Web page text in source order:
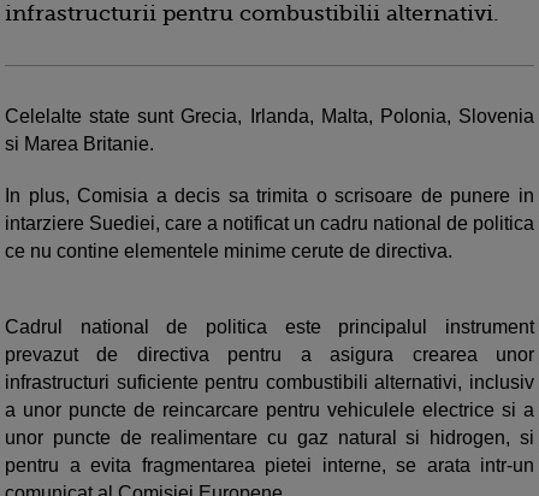
infrastructurii pentru combustibilii alternativi.
Celelalte state sunt Grecia, Irlanda, Malta, Polonia, Slovenia
si Marea Britanie.
In plus, Comisia a decis sa trimita o scrisoare de punere in
intarziere Suediei, care a notificat un cadru national de politica
ce nu contine elementele minime cerute de directiva.
Cadrul national de politica este principalul instrument
prevazut de directiva pentru a asigura crearea unor
infrastructuri suficiente pentru combustibili alternativi, inclusiv
a unor puncte de reincarcare pentru vehiculele electrice si a
unor puncte de realimentare cu gaz natural si hidrogen, si
pentru a evita fragmentarea pietei interne, se arata intr-un